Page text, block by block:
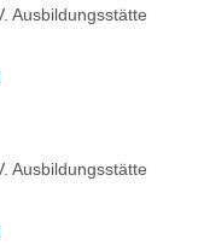
Ausbildungsstätte
Ausbildungsstätte